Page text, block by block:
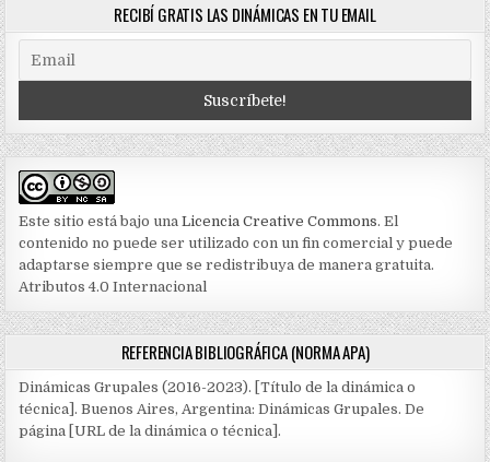
RECIBÍ GRATIS LAS DINÁMICAS EN TU EMAIL
Este sitio está bajo unaLicencia Creative Commons. El
contenido no puede ser utilizado con un fin comercial y puede
adaptarse siempre que se redistribuya de manera gratuita.
Atributos 4.0 Internacional
REFERENCIA BIBLIOGRÁFICA (NORMA APA)
Dinámicas Grupales (2016-2023). [Título de la dinámica o
técnica]. Buenos Aires, Argentina: Dinámicas Grupales. De
página [URL de la dinámica o técnica].